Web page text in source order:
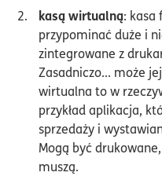
kasą wirtualną: kasa
przypominać duże i
zintegrowane z
Zasadniczo... może
wirtualna to w
przykład aplikacja,
sprzedaży i
Mogą być
muszą.